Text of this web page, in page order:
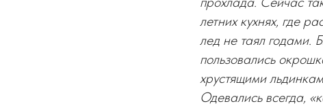
летних кухнях, где
лед не таял годами.
пользовались
хрустящими
Одевались всегда,